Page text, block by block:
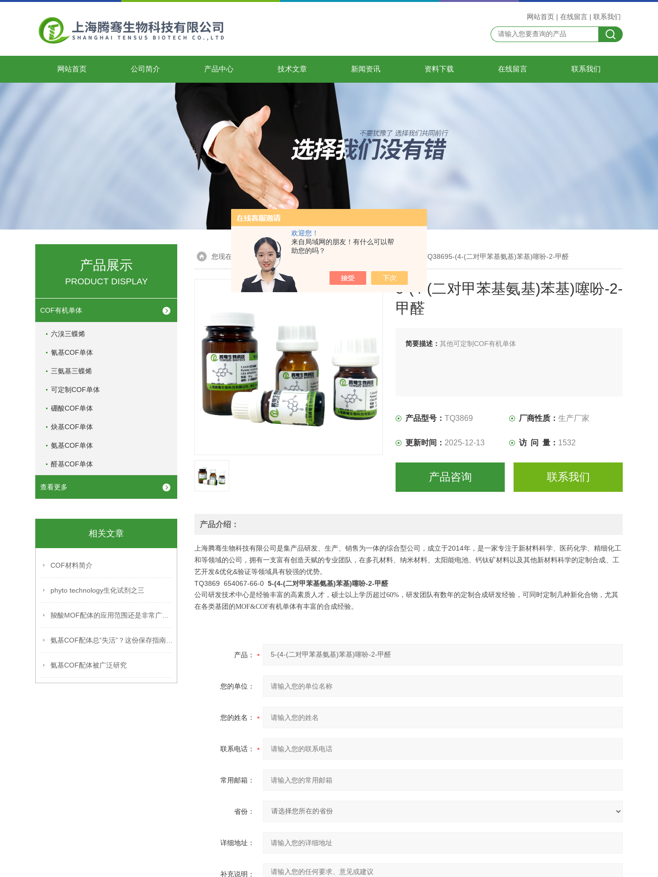
欢迎您！
来自局域网的朋友！有什么可以帮
助您的吗？
网站首页 | 在线留言 | 联系我们
网站首页 公司简介 产品中心 技术文章 新闻资讯 资料下载 在线留言 联系我们
产品展示
PRODUCT DISPLAY
COF有机单体
六溴三蝶烯
氰基COF单体
三氨基三蝶烯
可定制COF单体
硼酸COF单体
炔基COF单体
氨基COF单体
醛基COF单体
查看更多
相关文章
COF材料简介
phyto technology生化试剂之三
氨基COF配体被广泛研究
您现在的位置：首页> 产品展示 > COF有机单体 > TQ38695-(4-(二对甲苯基氨基)苯基)噻吩-2-甲醛
5-(4-(二对甲苯基氨基)苯基)噻吩-2-
甲醛
简要描述：其他可定制COF有机单体
产品型号：TQ3869 厂商性质：生产厂家
更新时间： 2025-12-13 访 问 量： 1532
产品咨询 联系我们
产品介绍：
上海腾骞生物科技有限公司是集产品研发、生产、销售为一体的综合型公司，成立于2014年，是一家专注于新材料科学、医药化学、精细化工
和等领域的公司，拥有一支富有创造天赋的专业团队，在多孔材料、纳米材料、太阳能电池、钙钛矿材料以及其他新材料科学的定制合成、工
艺开发&优化&验证等领域具有较强的优势。
TQ3869 654067-66-0 5-(4-(二对甲苯基氨基)苯基)噻吩-2-甲醛
公司研发技术中心是经验丰富的高素质人才，硕士以上学历超过60%，研发团队有数年的定制合成研发经验 ， 可同时定制几种新化合物 ， 尤其
在各类基团的MOF&COF有机单体有丰富的合成经验。
产品：
您的单位：
您的姓名：
联系电话：
常用邮箱：
省份：
详细地址：
补充说明：